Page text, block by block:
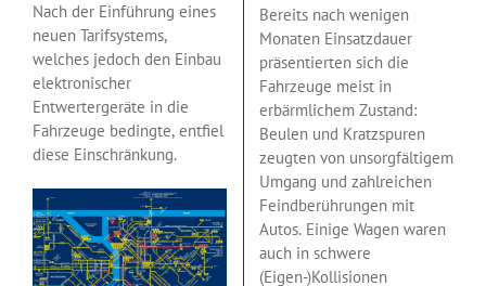
Nach der Einführung eines
neuen Tarifsystems,
welches jedoch den Einbau
elektronischer
Entwertergeräte in die
Fahrzeuge bedingte, entfiel
diese Einschränkung.
Bereits nach wenigen
Monaten Einsatzdauer
präsentierten sich die
Fahrzeuge meist in
erbärmlichem Zustand:
Beulen und Kratzspuren
zeugten von unsorgfältigem
Umgang und zahlreichen
Feindberührungen mit
Autos. Einige Wagen waren
auch in schwere
(Eigen-)Kollisionen